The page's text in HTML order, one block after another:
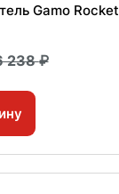
Gamo Rocket
238